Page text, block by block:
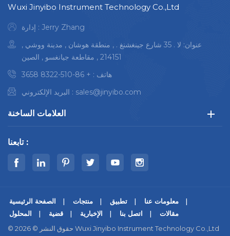
Wuxi Jinyibo Instrument Technology Co.,Ltd
إدارة : Jerry Zhang
عنوان: لا . 35 شارع جينغشنغ . , منطقة هوشان , مدينة ووشي ,
214151 , مقاطعة جيانغسو , الصين
هاتف : + 86-510-8322 3658
البريد الإلكتروني : sales@jinyibo.com
العلامات الساخنة
تابعنا :
الصفحة الرئيسية منتجات تطبيق
معلومات عنا
المحلول
قضية الإخبارية اتصل بنا
مقالات
© حقوق النشر © 2026 Wuxi Jinyibo Instrument Technology Co.,Ltd